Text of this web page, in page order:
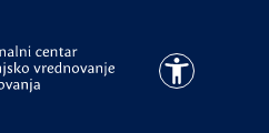
Pristupačnost